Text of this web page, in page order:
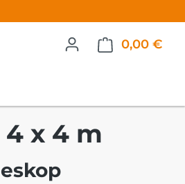
0,00 €
x 4 m